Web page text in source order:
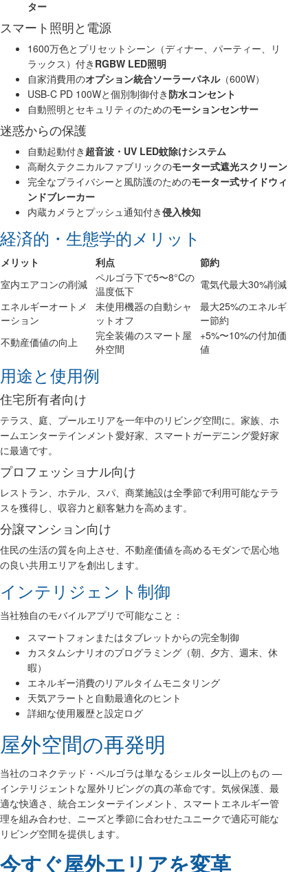
ター
スマート照明と電源
1600万色とプリセットシーン（ディナー、パーティー、リ
ラックス）付き RGBW LED照明
自家消費用のオプション統合ソーラーパネル（600W）
USB-C PD 100Wと個別制御付き防水コンセント
自動照明とセキュリティのためのモーションセンサー
迷惑からの保護
自動起動付き 超音波・UV LED蚊除けシステム
高耐久テクニカルファブリックのモーター式遮光スクリーン
完全なプライバシーと風防護のためのモーター式サイドウィ
ンドブレーカー
内蔵カメラとプッシュ通知付き侵入検知
経済的・生態学的メリット
メリット 利点
節約
室内エアコンの削減 ペルゴラ下で5〜8°Cの
温度低下
電気代最大30%削減
エネルギーオートメ
ーション
未使用機器の自動シャ
ットオフ
最大25%のエネルギ
ー節約
不動産価値の向上
完全装備のスマート屋
外空間
+5%〜10%の付加価
値
用途と使用例
住宅所有者向け
テラス、庭、プールエリアを一年中のリビング空間に。家族、ホ
ームエンターテインメント愛好家、スマートガーデニング愛好家
に最適です。
プロフェッショナル向け
レストラン、ホテル、スパ、商業施設は全季節で利用可能なテラ
スを獲得し、収容力と顧客魅力を高めます。
分譲マンション向け
住民の生活の質を向上させ、不動産価値を高めるモダンで居心地
の良い共用エリアを創出します。
インテリジェント制御
当社独自のモバイルアプリで可能なこと：
スマートフォンまたはタブレットからの完全制御
カスタムシナリオのプログラミング（朝、夕方、週末、休
暇）
エネルギー消費のリアルタイムモニタリング
天気アラートと自動最適化のヒント
詳細な使用履歴と設定ログ
屋外空間の再発明
当社のコネクテッド・ペルゴラは単なるシェルター以上のもの —
インテリジェントな屋外リビングの真の革命です。気候保護、最
適な快適さ、統合エンターテインメント、スマートエネルギー管
理を組み合わせ、ニーズと季節に合わせたユニークで適応可能な
リビング空間を提供します。
今すぐ屋外エリアを変革